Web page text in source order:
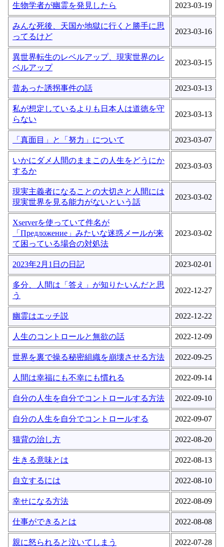
生物学者が幽霊を発見したら 2023-03-19
みんな死後、天国か地獄に行くと勝手に思
ってるけど
2023-03-16
異世界転生のレベルアップ、現実世界のレ
ベルアップ
2023-03-15
昔あった誘拐事件の話 2023-03-13
私が想定しているよりも日本人は道徳を守
らない
2023-03-13
「真面目」と「努力」について 2023-03-07
いかにダメ人間のままこの人生をどうにか
するか
2023-03-03
現実主義者になることの大切さと人間には
現実世界を見る能力がないという話
2023-03-02
Xserverを使っていて件名が
「Предложение」みたいな迷惑メールが来
て困っている場合の対処法
2023-03-02
2023年2月1日の日記 2023-02-01
多分、人間は「答え」が知りたいんだと思
う
2022-12-27
幽霊はエッチ説 2022-12-22
人生のコントロールと無欲の話 2022-12-09
世界を裏で操る秘密組織を崩壊させる方法 2022-09-25
人間は幸福にも不幸にも慣れる 2022-09-14
自分の人生を自分でコントロールする方法 2022-09-10
自分の人生を自分でコントロールする 2022-09-07
猫背の治し方 2022-08-20
生きる意味とは 2022-08-13
自立するには 2022-08-10
幸せになる方法 2022-08-09
仕事ができるとは 2022-08-08
親に怒られると泣いてしまう 2022-07-28